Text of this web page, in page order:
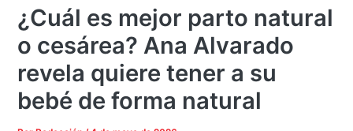
¿Cuál es mejor parto natural
o cesárea? Ana Alvarado
revela quiere tener a su
bebé de forma natural